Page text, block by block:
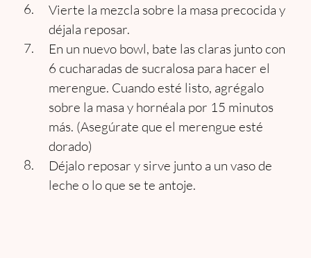
Vierte la mezcla sobre la masa precocida y
déjala reposar.
En un nuevo bowl, bate las claras junto con
6 cucharadas de sucralosa para hacer el
merengue. Cuando esté listo, agrégalo
sobre la masa y hornéala por 15 minutos
más. (Asegúrate que el merengue esté
dorado)
Déjalo reposar y sirve junto a un vaso de
leche o lo que se te antoje.